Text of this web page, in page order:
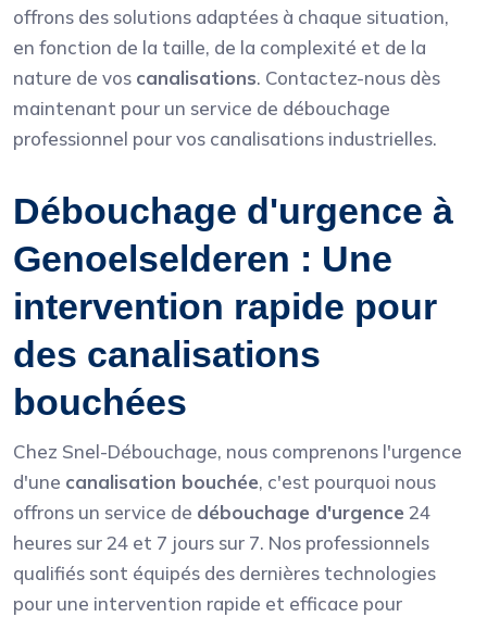
offrons des solutions adaptées à chaque situation,
en fonction de la taille, de la complexité et de la
nature de vos canalisations. Contactez-nous dès
maintenant pour un service de débouchage
professionnel pour vos canalisations industrielles.
Débouchage d'urgence à
Genoelselderen : Une
intervention rapide pour
des canalisations
bouchées
Chez Snel-Débouchage, nous comprenons l'urgence
d'une canalisation bouchée, c'est pourquoi nous
offrons un service de débouchage d'urgence 24
heures sur 24 et 7 jours sur 7. Nos professionnels
qualifiés sont équipés des dernières technologies
pour une intervention rapide et efficace pour